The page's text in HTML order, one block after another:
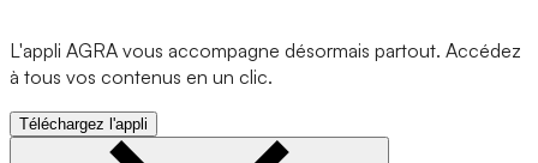
L'appli AGRA vous accompagne désormais partout. Accédez
à tous vos contenus en un clic.
Téléchargez l'appli